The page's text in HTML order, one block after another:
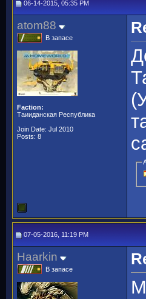
06-14-2015, 05:35 PM
atom88
В запасе
Faction:
Таииданская Республика
Join Date: Jul 2010
Posts: 8
07-05-2016, 11:19 PM
Haarkin
В запасе